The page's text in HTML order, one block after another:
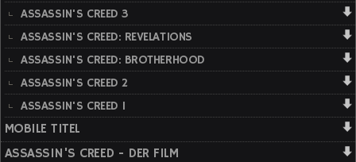
ASSASSIN'S CREED 3
ASSASSIN'S CREED: REVELATIONS
ASSASSIN'S CREED: BROTHERHOOD
ASSASSIN'S CREED 2
ASSASSIN'S CREED 1
MOBILE TITEL
ASSASSIN'S CREED - DER FILM